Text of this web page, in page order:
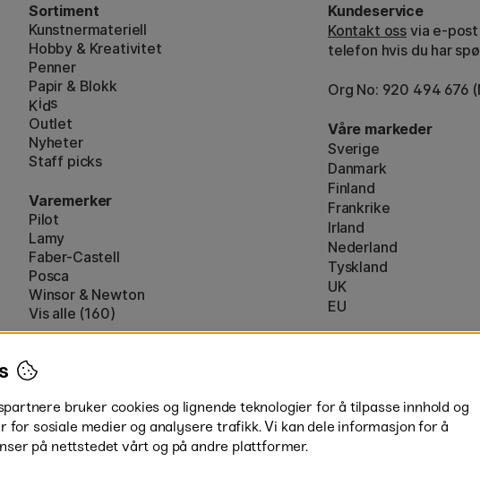
Sortiment
Kunstnermateriell
Hobby & Kreativitet
Penner
Papir & Blokk
Kids
Outlet
Nyheter
Staff picks
Varemerker
Pilot
Lamy
Faber-Castell
Posca
Winsor & Newton
Vis alle (160)
Kundeservice
Kontakt oss via e-
telefon hvis du har
Org No: 920 494 676
Våre markeder
Sverige
Danmark
Finland
Frankrike
Irland
Nederland
Tyskland
UK
EU
enkelt
bruker cookies og lignende teknologier for å tilpasse innhold og
for sosiale medier og analysere trafikk. Vi kan dele informasjon for å
på nettstedet vårt og på andre plattformer.